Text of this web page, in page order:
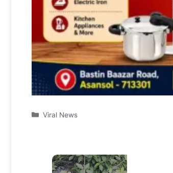
Categories
Viral News